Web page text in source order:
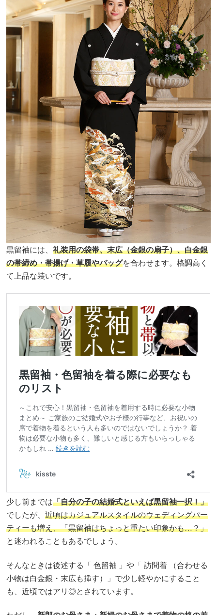
黒留袖には、礼装用の袋帯、末広（金銀の扇子）、白金銀
の帯締め・帯揚げ・草履やバッグを合わせます。格調高く
て上品な装いです。
少し前までは「自分の子の結婚式といえば黒留袖一択！」
でしたが、近頃はカジュアルスタイルのウェディングパー
ティーも増え、「黒留袖はちょっと重たい印象かも…？」
と迷われることもあるでしょう。
そんなときは後述する「 色留袖 」や「 訪問着 （合わせる
小物は白金銀・末広も挿す）」で少し軽やかにすること
も、近頃ではアリ◎とされています。